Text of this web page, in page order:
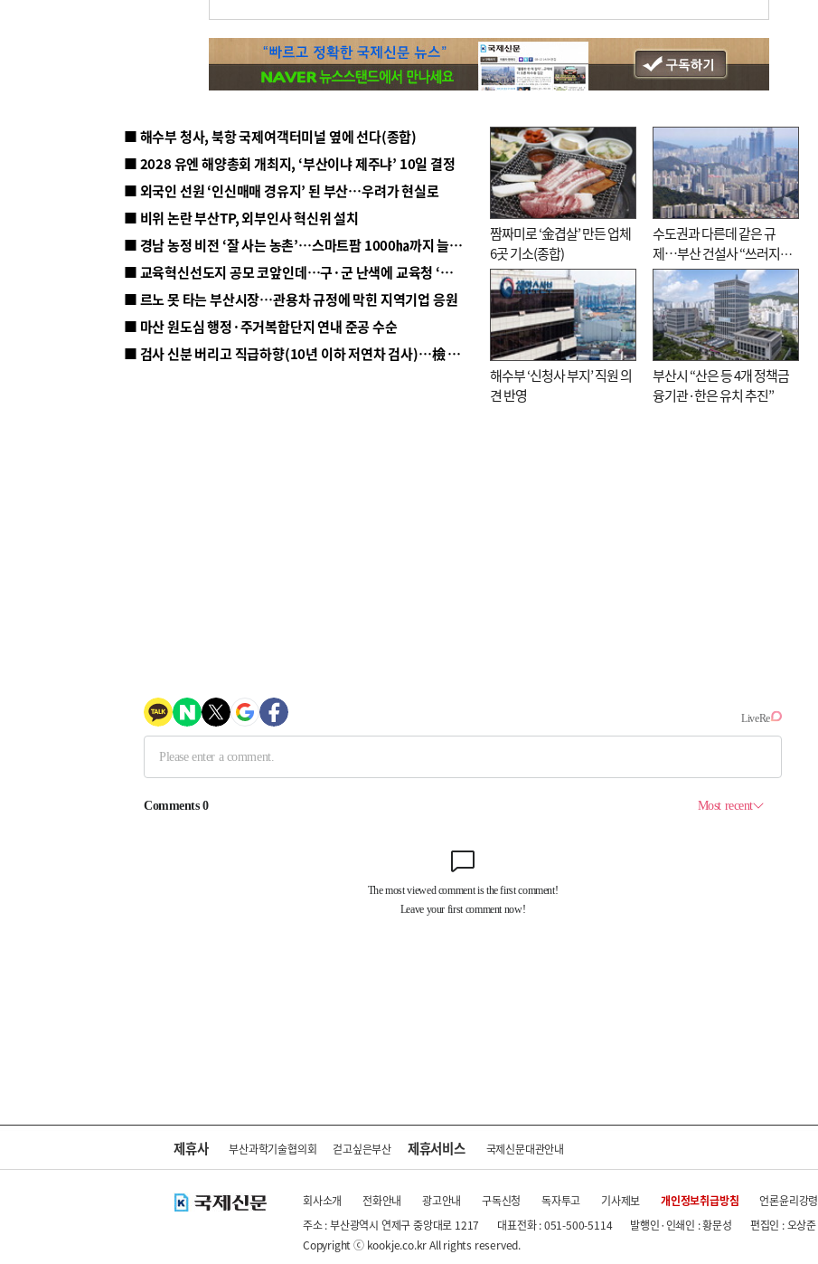
■ 해수부 청사, 북항 국제여객터미널 옆에 선다(종합)
■ 2028 유엔 해양총회 개최지, ‘부산이냐 제주냐’ 10일 결정
■ 외국인 선원 ‘인신매매 경유지’ 된 부산…우려가 현실로
■ 비위 논란 부산TP, 외부인사 혁신위 설치
■ 경남 농정 비전 ‘잘 사는 농촌’…스마트팜 1000㏊까지 늘린다
■ 교육혁신선도지 공모 코앞인데…구·군 난색에 교육청 ‘쩔쩔’
■ 르노 못 타는 부산시장…관용차 규정에 막힌 지역기업 응원
■ 마산 원도심 행정·주거복합단지 연내 준공 수순
■ 검사 신분 버리고 직급하향(10년 이하 저연차 검사)…檢 중수청행 기피
짬짜미로 ‘金겹살’ 만든 업체
6곳 기소(종합)
수도권과 다른데 같은 규
제…부산 건설사 “쓰러지기
직전”
해수부 ‘신청사 부지’ 직원 의
견 반영
부산시 “산은 등 4개 정책금
융기관·한은 유치 추진”
제휴사 부산과학기술협의회 걷고싶은부산 제휴서비스 국제신문대관안내
회사소개 전화안내 광고안내 구독신청 독자투고 기사제보 개인정보취급방침 언론윤리강령
주소 : 부산광역시 연제구 중앙대로 1217
대표전화 : 051-500-5114 발행인·인쇄인 : 황문성
편집인 : 오상준
Copyright ⓒ kookje.co.kr All rights reserved.